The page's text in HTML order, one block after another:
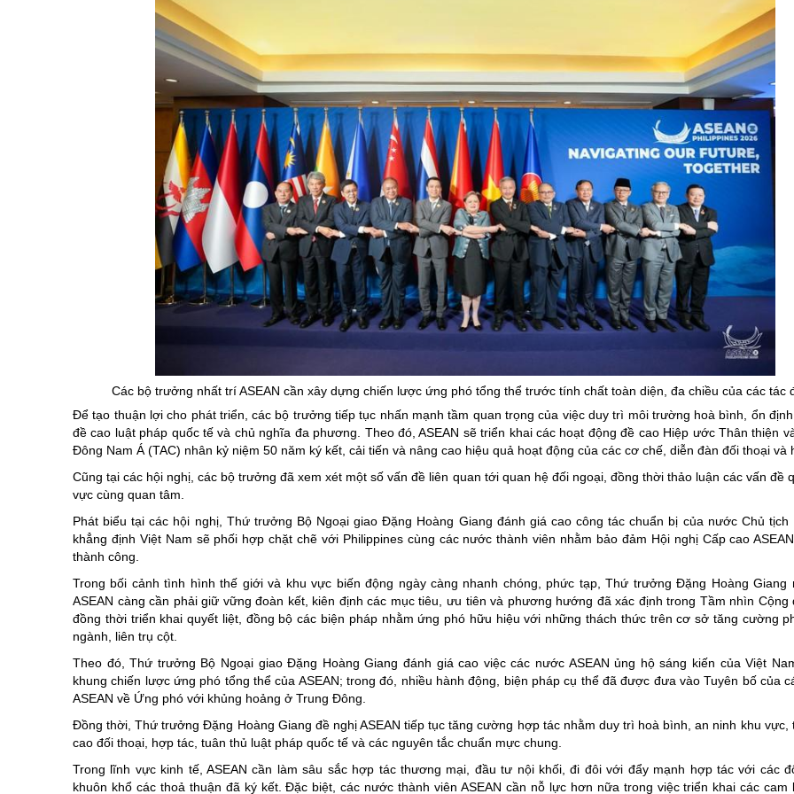
Các bộ trưởng nhất trí ASEAN cần xây dựng chiến lược ứng phó tổng thể trước tính chất toàn diện, đa chiều của các tác
Để tạo thuận lợi cho phát triển, các bộ trưởng tiếp tục nhấn mạnh tầm quan trọng của việc duy trì môi trường hoà bình, ổn
đề cao luật pháp quốc tế và chủ nghĩa đa phương. Theo đó, ASEAN sẽ triển khai các hoạt động đề cao Hiệp ước Thân thiện
Đông Nam Á (TAC) nhân kỷ niệm 50 năm ký kết, cải tiến và nâng cao hiệu quả hoạt động của các cơ chế, diễn đàn đối thoại và
Cũng tại các hội nghị, các bộ trưởng đã xem xét một số vấn đề liên quan tới quan hệ đối ngoại, đồng thời thảo luận các vấn đề
vực cùng quan tâm.
Phát biểu tại các hội nghị, Thứ trưởng Bộ Ngoại giao Đặng Hoàng Giang đánh giá cao công tác chuẩn bị của nước Chủ tịch
khẳng định Việt Nam sẽ phối hợp chặt chẽ với Philippines cùng các nước thành viên nhằm bảo đảm Hội nghị Cấp cao
thành công.
Trong bối cảnh tình hình thế giới và khu vực biến động ngày càng nhanh chóng, phức tạp, Thứ trưởng Đặng Hoàng Giang
ASEAN càng cần phải giữ vững đoàn kết, kiên định các mục tiêu, ưu tiên và phương hướng đã xác định trong Tầm nhìn Cộng
đồng thời triển khai quyết liệt, đồng bộ các biện pháp nhằm ứng phó hữu hiệu với những thách thức trên cơ sở tăng cường
ngành, liên trụ cột.
Theo đó, Thứ trưởng Bộ Ngoại giao Đặng Hoàng Giang đánh giá cao việc các nước ASEAN ủng hộ sáng kiến của Việt
khung chiến lược ứng phó tổng thể của ASEAN; trong đó, nhiều hành động, biện pháp cụ thể đã được đưa vào Tuyên bố của
ASEAN về Ứng phó với khủng hoảng ở Trung Đông.
Đồng thời, Thứ trưởng Đặng Hoàng Giang đề nghị ASEAN tiếp tục tăng cường hợp tác nhằm duy trì hoà bình, an ninh khu vực,
cao đối thoại, hợp tác, tuân thủ luật pháp quốc tế và các nguyên tắc chuẩn mực chung.
Trong lĩnh vực kinh tế, ASEAN cần làm sâu sắc hợp tác thương mại, đầu tư nội khối, đi đôi với đẩy mạnh hợp tác với các
khuôn khổ các thoả thuận đã ký kết. Đặc biệt, các nước thành viên ASEAN cần nỗ lực hơn nữa trong việc triển khai các cam